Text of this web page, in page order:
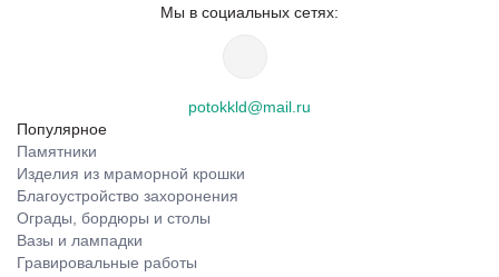
Мы в социальных сетях:
potokkld@mail.ru
Популярное
Памятники
Изделия из мраморной крошки
Благоустройство захоронения
Ограды, бордюры и столы
Вазы и лампадки
Гравировальные работы